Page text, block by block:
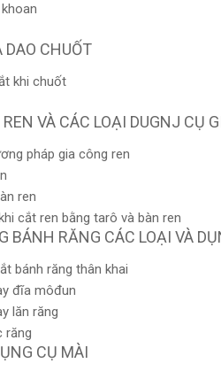
CHUỐT
khi chuốt
VÀ CÁC LOẠI DUGNJ CỤ
pháp gia công ren
ren
cắt ren bằng tarô và bàn ren
BÁNH RĂNG CÁC LOẠI VÀ
bánh răng thân khai
đĩa môđun
lăn răng
răng
CỤ MÀI